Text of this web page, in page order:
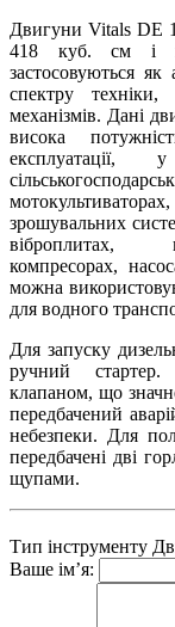
Двигуни Vitals DE
418 куб. см і
застосовуються
спектру техніки,
механізмів. Дані
висока
експлуатації,
зрошувальних
віброплитах,
компресорах,
можна
для водного
Для запуску
ручний стартер.
клапаном, що
передбачений
небезпеки. Для
передбачені дві
щупами.
Тип інструменту
Ваше ім’я: